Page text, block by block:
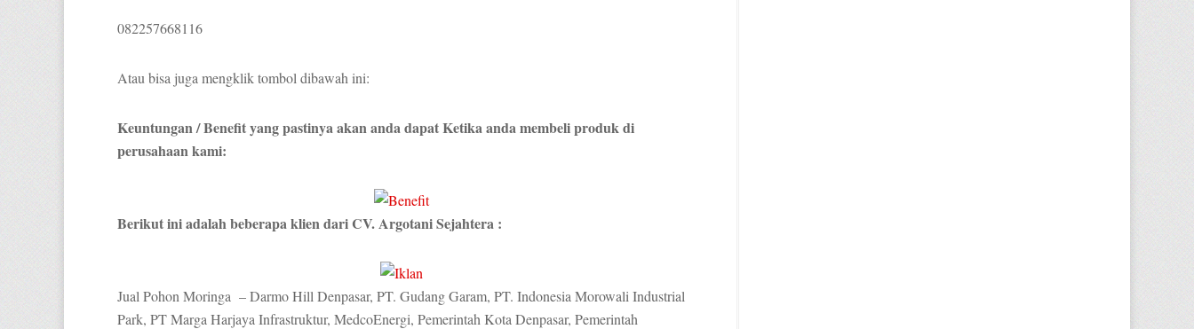
082257668116
Atau bisa juga mengklik tombol dibawah ini:
Keuntungan / Benefit yang pastinya akan anda dapat Ketika anda membeli produk di
perusahaan kami:
Berikut ini adalah beberapa klien dari CV. Argotani Sejahtera :
Jual Pohon Moringa – Darmo Hill Denpasar, PT. Gudang Garam, PT. Indonesia Morowali Industrial
Park, PT Marga Harjaya Infrastruktur, MedcoEnergi, Pemerintah Kota Denpasar, Pemerintah